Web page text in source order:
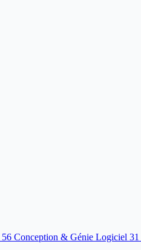
56 Conception & Génie Logiciel 31